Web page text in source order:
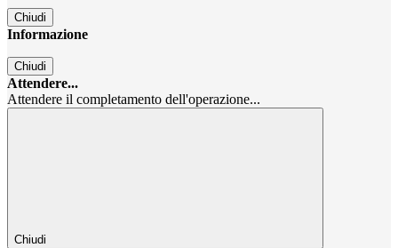
Chiudi
Informazione
Chiudi
Attendere...
Attendere il completamento dell'operazione...
Chiudi